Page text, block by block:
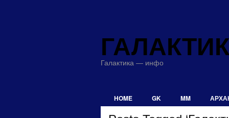
Галактика — инфо
HOME GK MM